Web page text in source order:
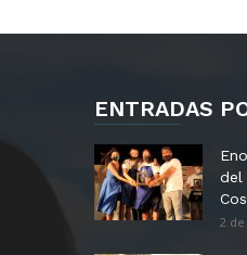
ENTRADAS
del
2